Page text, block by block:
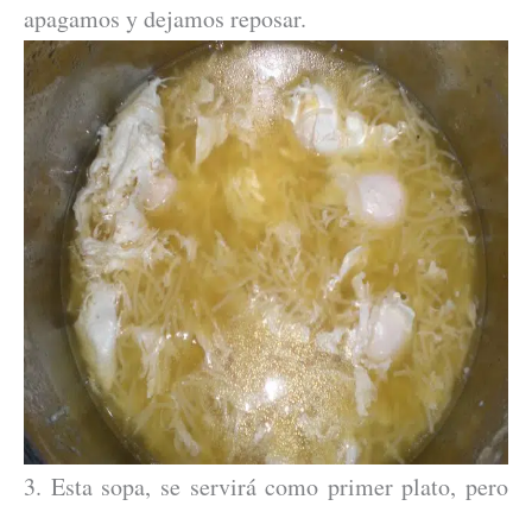
apagamos y dejamos reposar.
3. Esta sopa, se servirá como primer plato, pero